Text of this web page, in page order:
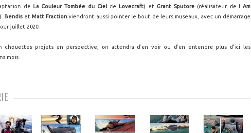
de La Couleur Tombée du Cielde Lovecraft) et Grant Sputore (réalisateur de I Am
). Bendiset Matt Fraction viendront aussi pointer le bout de leurs museaux, avec un démarrage
juillet 2020.
chouettes projets en perspective, on attendra d'en voir ou d'en entendre plus d'ici les
mois.